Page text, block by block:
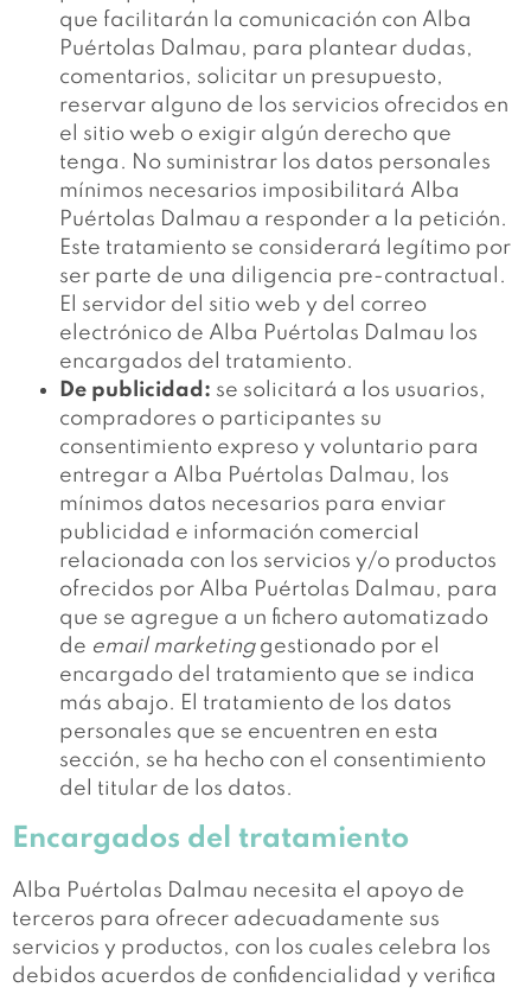
que facilitarán la comunicación con Alba
Puértolas Dalmau, para plantear dudas,
comentarios, solicitar un presupuesto,
reservar alguno de los servicios ofrecidos en
el sitio web o exigir algún derecho que
tenga. No suministrar los datos personales
mínimos necesarios imposibilitará Alba
Puértolas Dalmau a responder a la petición.
Este tratamiento se considerará legítimo por
ser parte de una diligencia pre-contractual.
El servidor del sitio web y del correo
electrónico de Alba Puértolas Dalmau los
encargados del tratamiento.
De publicidad: se solicitará a los usuarios,
compradores o participantes su
consentimiento expreso y voluntario para
entregar a Alba Puértolas Dalmau, los
mínimos datos necesarios para enviar
publicidad e información comercial
relacionada con los servicios y/o productos
ofrecidos por Alba Puértolas Dalmau, para
que se agregue a un fichero automatizado
de email marketinggestionado por el
encargado del tratamiento que se indica
más abajo. El tratamiento de los datos
personales que se encuentren en esta
sección, se ha hecho con el consentimiento
del titular de los datos.
Encargados del tratamiento
Alba Puértolas Dalmau necesita el apoyo de
terceros para ofrecer adecuadamente sus
servicios y productos, con los cuales celebra los
debidos acuerdos de confidencialidad y verifica